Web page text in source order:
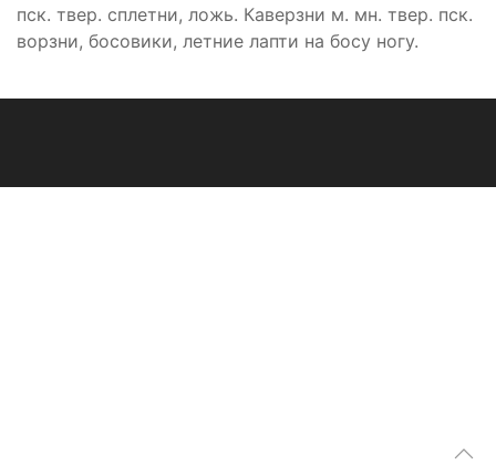
пск. твер. сплетни, ложь. Каверзни м. мн. твер. пск.
ворзни, босовики, летние лапти на босу ногу.